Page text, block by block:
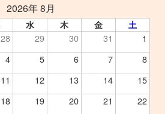
2026年 8月
水 木 金 土
28 29 30 31
1
4 5 6 7 8
11 12 13 14
15
18 19 20 21
22